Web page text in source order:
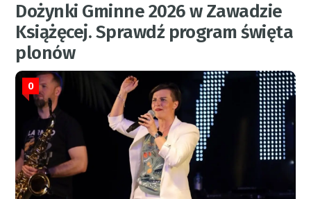
Dożynki Gminne 2026 w Zawadzie
Książęcej. Sprawdź program święta
plonów
0